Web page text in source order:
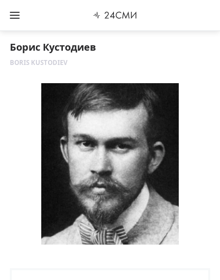
Борис Кустодиев
BORIS KUSTODIEV